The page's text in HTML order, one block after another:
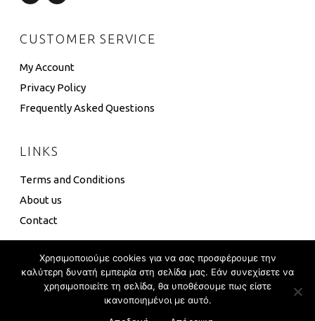
CUSTOMER SERVICE
My Account
Privacy Policy
Frequently Asked Questions
LINKS
Terms and Conditions
About us
Contact
4 Box © Eshop Development Global Touch
Χρησιμοποιούμε cookies για να σας προσφέρουμε την
καλύτερη δυνατή εμπειρία στη σελίδα μας. Εάν συνεχίσετε να
χρησιμοποιείτε τη σελίδα, θα υποθέσουμε πως είστε
ικανοποιημένοι με αυτό.